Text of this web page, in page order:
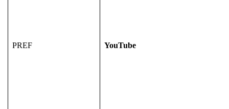
PREF YouTube